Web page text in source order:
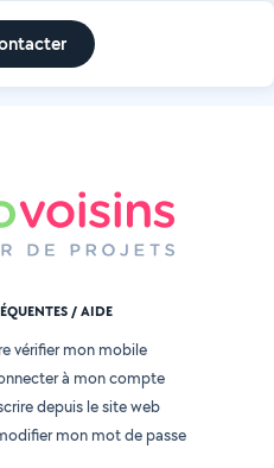
/ AIDE
vérifier mon mobile
à mon compte
depuis le site web
mon mot de passe